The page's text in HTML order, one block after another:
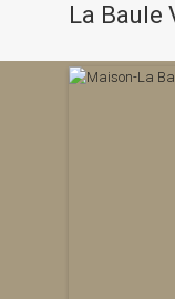
La Baule